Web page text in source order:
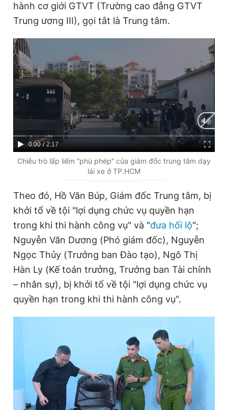
Đọc Thanh Niên trên điện thoại
Theo dõi báo trên
Hotline
0906 645 777
Liên hệ quảng cáo
0908 780 404
Quảng cáo RSS Tòa soạn
Tổng biên tập: Nguyễn Ngọc Toàn
Phó tổng biên tập thường trực: Hải Thành
Phó tổng biên tập: Lâm Hiếu Dũng
Phó tổng biên tập: Trần Việt Hưng
Tổng thư ký tòa soạn: Đức Trung
Giấy phép xuất bản số 110/GP - BTTTT cấp ngày 24.3.2020
© 2003-2026 Bản quyền thuộc về Báo Thanh Niên. Cấm sao
bản. Phát triển bởi ePi Technologies, JSC.
hành cơ giới GTVT (Trường cao đẳng GTVT
Trung ương III), gọi tắt là Trung tâm.
C
u
e
i
m
e
0:00 / D
u
o
n
2:17
Chiêu trò lấp liếm “phù phép” của giám đốc trung tâm dạy
lái xe ở TP.HCM
Theo đó, Hồ Văn Búp, Giám đốc Trung tâm, bị
khởi tố về tội "lợi dụng chức vụ quyền hạn
trong khi thi hành công vụ" và "đưa hối lộ";
Nguyễn Văn Dương (Phó giám đốc), Nguyễn
Ngọc Thủy (Trưởng ban Đào tạo), Ngô Thị
Hàn Ly (Kế toán trưởng, Trưởng ban Tài chính
– nhân sự), bị khởi tố về tội "lợi dụng chức vụ
quyền hạn trong khi thi hành công vụ".